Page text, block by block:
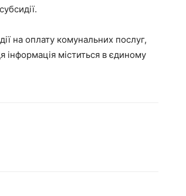
на оплату комунальних послуг,
інформація міститься в єдиному